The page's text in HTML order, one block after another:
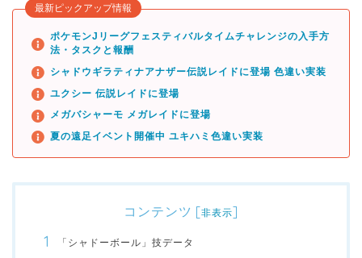
最新ピックアップ情報
ポケモンJリーグフェスティバルタイムチャレンジの入手方
法・タスクと報酬
シャドウギラティナアナザー伝説レイドに登場 色違い実装
ユクシー 伝説レイドに登場
メガバシャーモ メガレイドに登場
夏の遠足イベント開催中 ユキハミ色違い実装
コンテンツ [非表示]
「シャドーボール」技データ